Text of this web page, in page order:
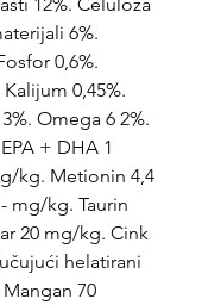
6%.
0,6%.
0,45%.
Omega 6 2%.
+ DHA 1
kg. Metionin 4,4
mg/kg. Taurin
20 mg/kg. Cink
helatirani
70